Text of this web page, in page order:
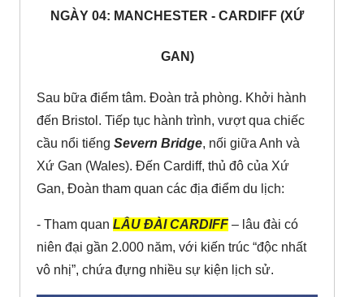
NGÀY 04: MANCHESTER - CARDIFF (XỨ
GAN)
Sau bữa điểm tâm. Đoàn trả phòng. Khởi hành
đến Bristol. Tiếp tục hành trình, vượt qua chiếc
cầu nổi tiếng Severn Bridge, nối giữa Anh và
Xứ Gan (Wales). Đến Cardiff, thủ đô của Xứ
Gan, Đoàn tham quan các địa điểm du lịch:
- Tham quan LÂU ĐÀI CARDIFF – lâu đài có
niên đại gần 2.000 năm, với kiến trúc “độc nhất
vô nhị”, chứa đựng nhiều sự kiện lịch sử.